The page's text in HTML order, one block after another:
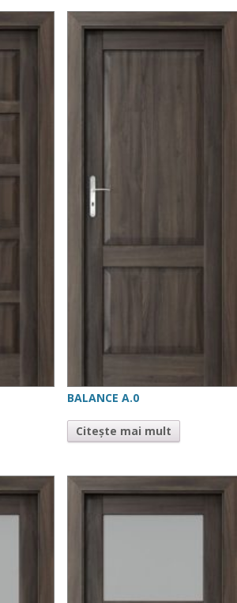
BALANCE A.0
Citește mai mult